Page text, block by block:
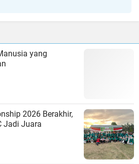
yang
2026 Berakhir,
Jadi Juara